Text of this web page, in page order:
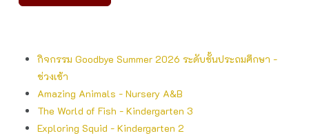
กิจกรรม Goodbye Summer 2026 ระดับชั้นประถมศึกษา -
ช่วงเช้า
Amazing Animals - Nursery A&B
The World of Fish - Kindergarten 3
Exploring Squid - Kindergarten 2